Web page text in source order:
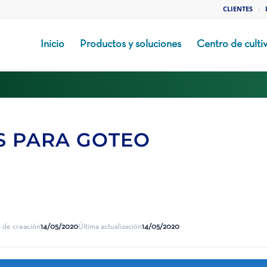
CLIENTES
Inicio Productos y soluciones Centro de
PARA GOTEO
de creación14/05/2020Última actualización14/05/2020